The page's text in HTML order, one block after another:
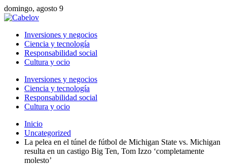
domingo, agosto 9
Inversiones y negocios
Ciencia y tecnología
Responsabilidad social
Cultura y ocio
Inversiones y negocios
Ciencia y tecnología
Responsabilidad social
Cultura y ocio
Inicio
Uncategorized
La pelea en el túnel de fútbol de Michigan State vs. Michigan
resulta en un castigo Big Ten, Tom Izzo ‘completamente
molesto’